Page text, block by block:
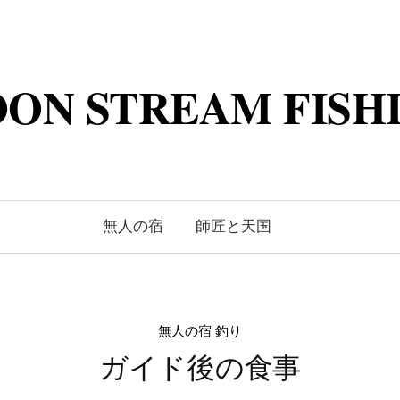
STREAM
無人の宿 師匠と天国
無人の宿 釣り
ガイド後の食事